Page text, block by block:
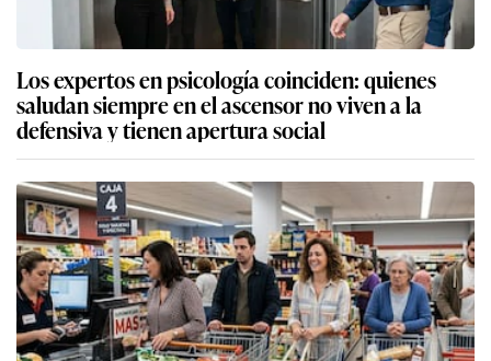
Los expertos en psicología coinciden: quienes
saludan siempre en el ascensor no viven a la
defensiva y tienen apertura social